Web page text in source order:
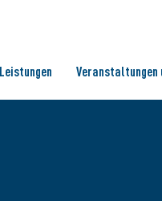
Leistungen Veranstaltungen